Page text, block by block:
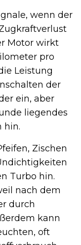
wenn der
Motor wirkt
pro
Leistung
der
ein, aber
liegendes
hin.
Zischen
Turbo hin.
nach dem
durch
kann
oft